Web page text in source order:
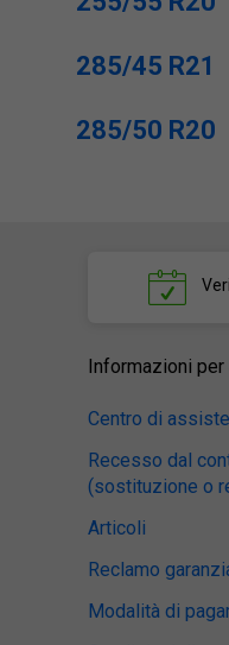
285/45 R21
285/50 R20
Informazioni
Centro di
Recesso dal
(sostituzione o
Articoli
Reclamo
Modalità di